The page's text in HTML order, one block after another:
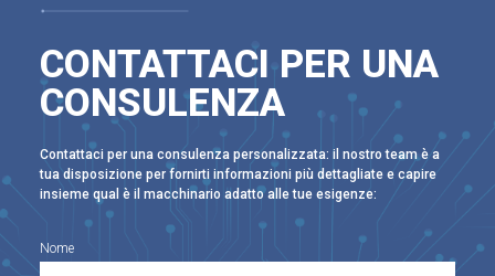
CONTATTACI PER UNA
CONSULENZA
Contattaci per una consulenza personalizzata: il nostro team è a
tua disposizione per fornirti informazioni più dettagliate e capire
insieme qual è il macchinario adatto alle tue esigenze:
Nome